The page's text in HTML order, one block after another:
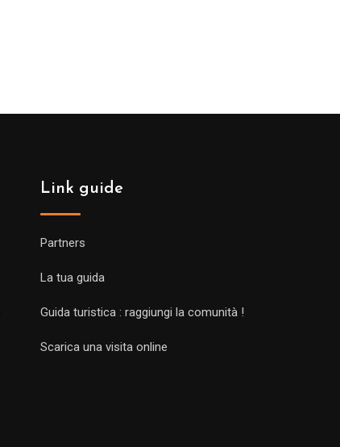
Link guide
Partners
La tua guida
Guida turistica : raggiungi la comunità !
Scarica una visita online